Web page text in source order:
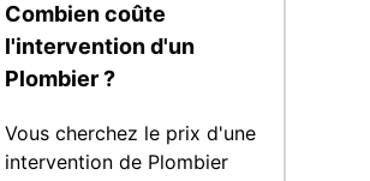
Combien coûte
l'intervention d'un
Plombier ?
Vous cherchez le prix d'une
intervention de Plombier